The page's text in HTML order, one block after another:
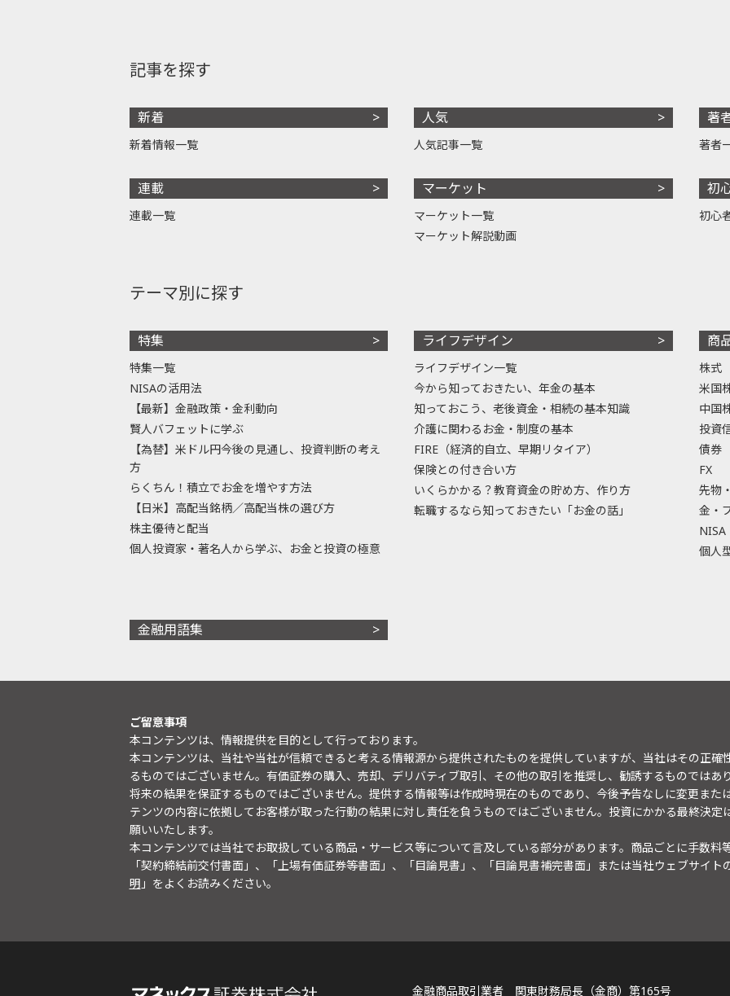
記事を探す
新着
新着情報一覧
連載
連載一覧
人気
人気記事一覧
マーケット
マーケット一覧
マーケット解説動画
著
著者
初
初心
テーマ別に探す
特集
特集一覧
NISAの活用法
【最新】金融政策・金利動向
賢人バフェットに学ぶ
【為替】米ドル円今後の見通し、投資判断の考え
方
らくちん！積立でお金を増やす方法
【日米】高配当銘柄／高配当株の選び方
株主優待と配当
個人投資家・著名人から学ぶ、お金と投資の極意
ライフデザイン
ライフデザイン一覧
今から知っておきたい、年金の基本
知っておこう、老後資金・相続の基本知識
介護に関わるお金・制度の基本
FIRE（経済的自立、早期リタイア）
保険との付き合い方
いくらかかる？教育資金の貯め方、作り方
転職するなら知っておきたい「お金の話」
商
株式
米国
中国
投資
債券
FX
先物
金・
NISA
個人
金融用語集
ご留意事項
本コンテンツは、情報提供を目的として行っております。
本コンテンツは、当社や当社が信頼できると考える情報源から提供されたものを提供していますが、当社はその正
るものではございません。有価証券の購入、売却、デリバティブ取引、その他の取引を推奨し、勧誘するものではあ
将来の結果を保証するものではございません。提供する情報等は作成時現在のものであり、今後予告なしに変更また
テンツの内容に依拠してお客様が取った行動の結果に対し責任を負うものではございません。投資にかかる最終決
願いいたします。
本コンテンツでは当社でお取扱している商品・サービス等について言及している部分があります。商品ごとに手数料
「契約締結前交付書面」、「上場有価証券等書面」、「目論見書」、「目論見書補完書面」または当社ウェブサイト
明 」をよくお読みください。
金融商品取引業者 関東財務局長（金商）第165号